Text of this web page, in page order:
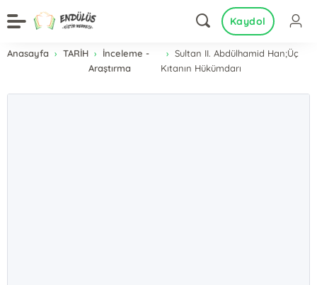
Kaydol
Anasayfa TARİH
İnceleme -
Araştırma
Sultan II. Abdülhamid Han;Üç
Kıtanın Hükümdarı